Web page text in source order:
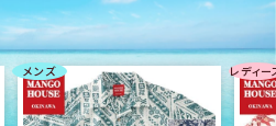
メンズ レディー